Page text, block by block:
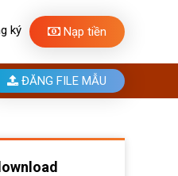
ký Nạp tiền
ĐĂNG FILE MẪU